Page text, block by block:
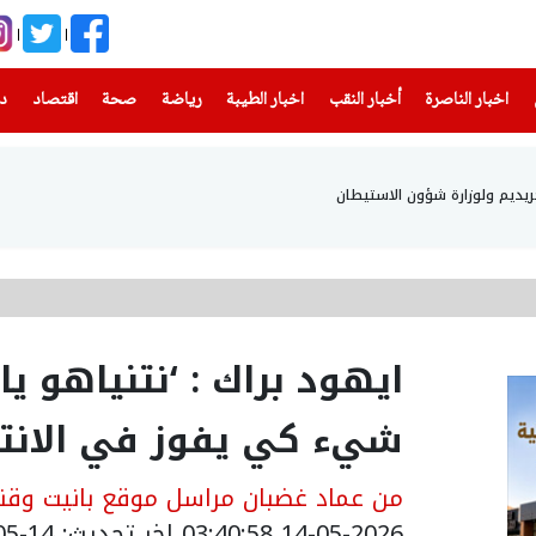
اخبار الناصرة
(current) أخبار النقب اخبار الطيبة(current) رياضة
(current) صحة(current) اقتصاد
ولوزارة شؤون الاستيطان
ايهود براك :
شيء كي يفوز في
من عماد غضبان مراسل موقع بانيت